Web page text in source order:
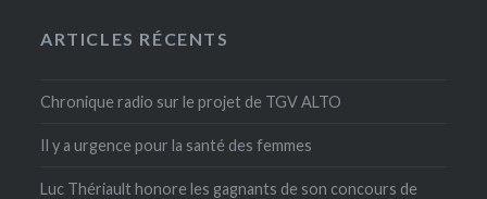
ARTICLES RÉCENTS
Chronique radio sur le projet de TGV ALTO
Il y a urgence pour la santé des femmes
Luc Thériault honore les gagnants de son concours de